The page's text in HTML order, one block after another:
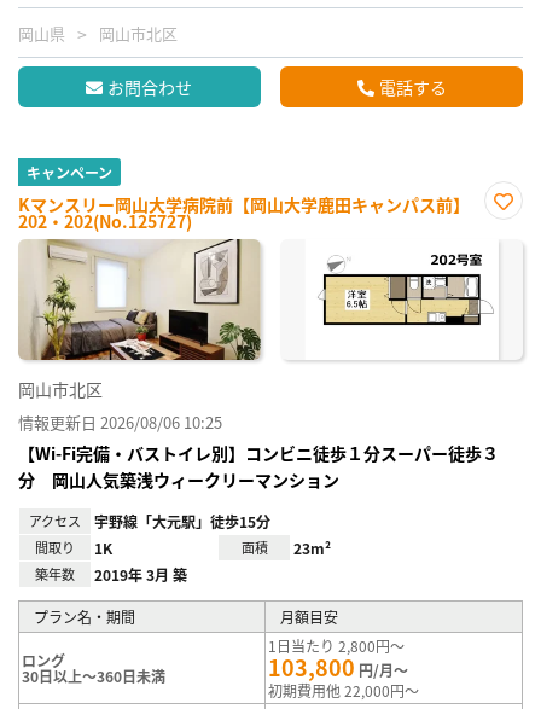
岡山県 岡山市北区
お問合わせ 電話する
キャンペーン
Kマンスリー岡山大学病院前【岡山大学鹿田キャンパス前】
202・202(No.125727)
に入
岡山市北区
情報更新日 2026/08/06 10:25
【Wi-Fi完備・バストイレ別】コンビニ徒歩１分スーパー徒歩３
分 岡山人気築浅ウィークリーマンション
アクセス 宇野線「大元駅」徒歩15分
間取り 1K 面積 23m²
築年数 2019年 3月 築
プラン名・期間 月額目安
ロング
30日以上～360日未満
1日当たり 2,800円～
103,800 円/月～
初期費用他 22,000円～